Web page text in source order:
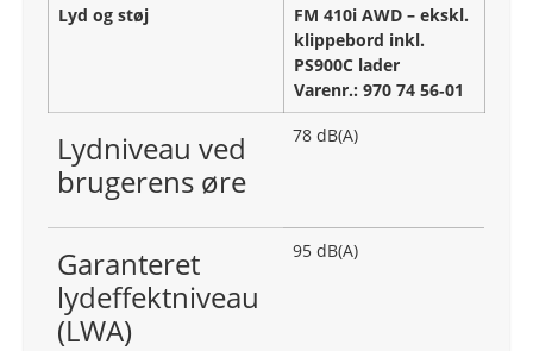
Lyd og støj
FM 410i AWD – ekskl.
klippebord inkl.
PS900C lader
Varenr.: 970 74 56‑01
Lydniveau ved
brugerens øre
78 dB(A)
Garanteret
lydeffektniveau
(LWA)
95 dB(A)